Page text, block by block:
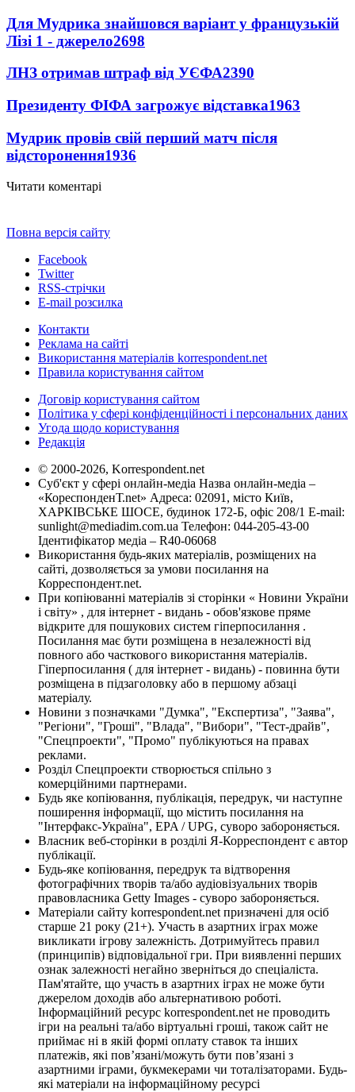
Для Мудрика знайшовся варіант у французькій
Лізі 1 - джерело2698
ЛНЗ отримав штраф від УЄФА2390
Президенту ФІФА загрожує відставка1963
Мудрик провів свій перший матч після
відсторонення1936
Читати коментарі
Повна версія сайту
Facebook
Twitter
RSS-стрічки
E-mail розсилка
Контакти
Реклама на сайті
Використання матеріалів korrespondent.net
Правила користування сайтом
Договір користування сайтом
Політика у сфері конфіденційності і персональних даних
Угода щодо користування
Редакція
© 2000-2026, Korrespondent.net
Суб'єкт у сфері онлайн-медіа Назва онлайн-медіа –
«КореспонденТ.net» Адреса: 02091, місто Київ,
ХАРКІВСЬКЕ ШОСЕ, будинок 172-Б, офіс 208/1 E-mail:
sunlight@mediadim.com.ua Телефон: 044-205-43-00
Ідентифікатор медіа – R40-06068
Використання будь-яких матеріалів, розміщених на
сайті, дозволяється за умови посилання на
Корреспондент.net.
При копіюванні матеріалів зі сторінки « Новини України
і світу» , для інтернет - видань - обов'язкове пряме
відкрите для пошукових систем гіперпосилання .
Посилання має бути розміщена в незалежності від
повного або часткового використання матеріалів.
Гіперпосилання ( для інтернет - видань) - повинна бути
розміщена в підзаголовку або в першому абзаці
матеріалу.
Новини з позначками "Думка", "Експертиза", "Заява",
"Регіони", "Гроші", "Влада", "Вибори", "Тест-драйв",
"Спецпроекти", "Промо" публікуються на правах
реклами.
Розділ Спецпроекти створюється спільно з
комерційними партнерами.
Будь яке копіювання, публікація, передрук, чи наступне
поширення інформації, що містить посилання на
"Інтерфакс-Україна", EPA / UPG, суворо забороняється.
Власник веб-сторінки в розділі Я-Корреспондент є автор
публікації.
Будь-яке копіювання, передрук та відтворення
фотографічних творів та/або аудіовізуальних творів
правовласника Getty Images - суворо забороняється.
Матеріали сайту korrespondent.net призначені для осіб
старше 21 року (21+). Участь в азартних іграх може
викликати ігрову залежність. Дотримуйтесь правил
(принципів) відповідальної гри. При виявленні перших
ознак залежності негайно зверніться до спеціаліста.
Пам'ятайте, що участь в азартних іграх не може бути
джерелом доходів або альтернативою роботі.
Інформаційний ресурс korrespondent.net не проводить
ігри на реальні та/або віртуальні гроші, також сайт не
приймає ні в якій формі оплату ставок та інших
платежів, які пов’язані/можуть бути пов’язані з
азартними іграми, букмекерами чи тоталізаторами. Будь-
які матеріали на інформаційному ресурсі